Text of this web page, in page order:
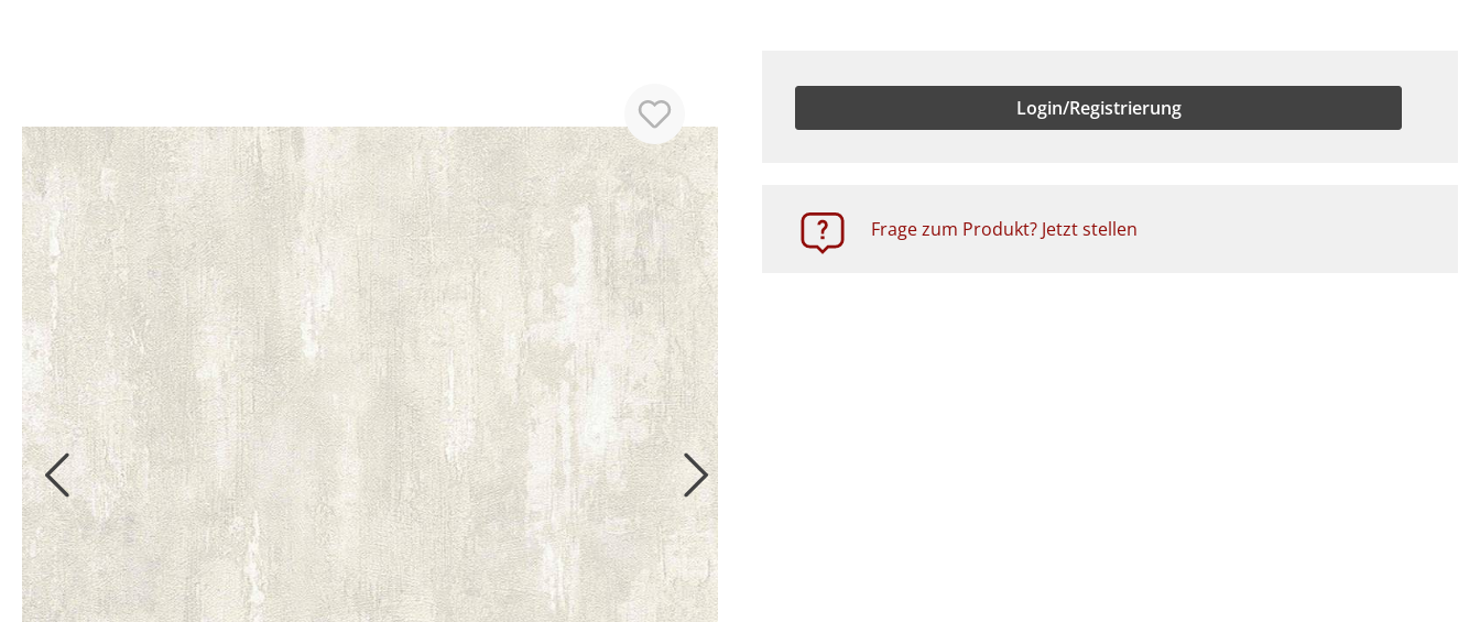
Meistervlies Creativ
Meistervlies Pure
Kollektionsbücher
Digitale
Kollektionsbücher
Bordüren Zubehör
Login/Registrierung
Frage zum Produkt? Jetzt stellen